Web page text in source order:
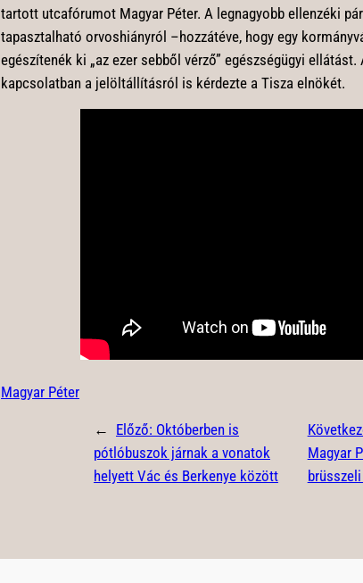
tartott utcafórumot Magyar Péter. A legnagyobb ellenzéki
tapasztalható orvoshiányról –hozzátéve, hogy egy
egészítenék ki „az ezer sebből vérző” egészségügyi
kapcsolatban a jelöltállításról is kérdezte a Tisza elnökét.
Magyar Péter
← Előző: Októberben is
pótlóbuszok járnak a vonatok
helyett Vác és Berkenye között
Magyar